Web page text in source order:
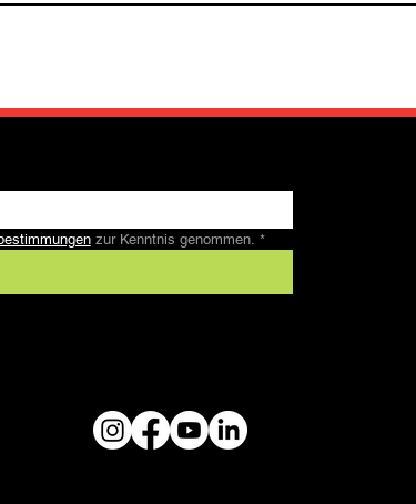
zur Kenntnis genommen. *